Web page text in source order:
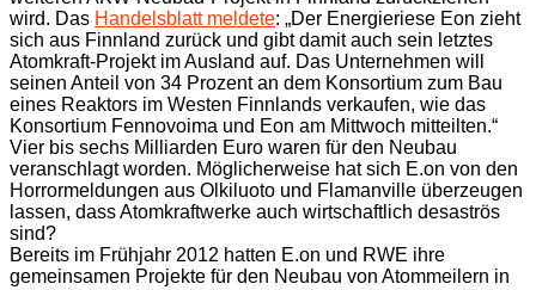
wird. Das Handelsblatt meldete: „Der Energieriese Eon zieht
sich aus Finnland zurück und gibt damit auch sein letztes
Atomkraft-Projekt im Ausland auf. Das Unternehmen will
seinen Anteil von 34 Prozent an dem Konsortium zum Bau
eines Reaktors im Westen Finnlands verkaufen, wie das
Konsortium Fennovoima und Eon am Mittwoch mitteilten.“
Vier bis sechs Milliarden Euro waren für den Neubau
veranschlagt worden. Möglicherweise hat sich E.on von den
Horrormeldungen aus Olkiluoto und Flamanville überzeugen
lassen, dass Atomkraftwerke auch wirtschaftlich desaströs
sind?
Bereits im Frühjahr 2012 hatten E.on und RWE ihre
gemeinsamen Projekte für den Neubau von Atommeilern in